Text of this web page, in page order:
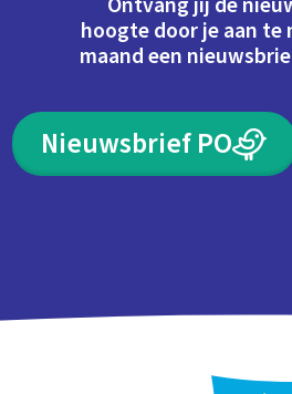
hoogte door je aan te
maand een
Nieuwsbrief PO